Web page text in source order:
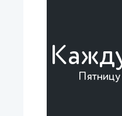
Пятницу